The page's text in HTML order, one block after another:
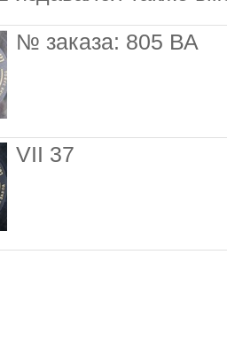
№ заказа: 805 ВА
VII 37